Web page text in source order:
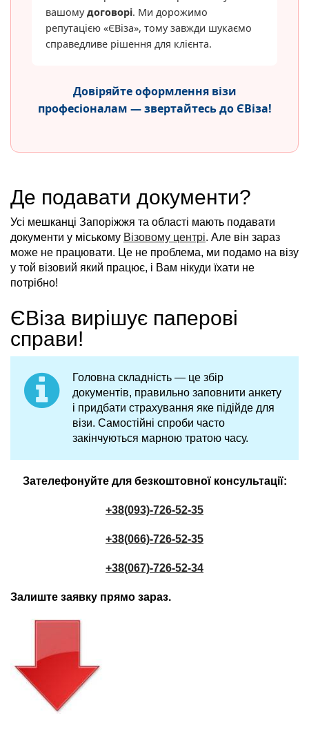
вашомудоговорі. Ми дорожимо
репутацією «ЄВіза», тому завжди шукаємо
справедливе рішення для клієнта.
Довіряйте оформлення візи
професіоналам — звертайтесь до ЄВіза!
Де подавати документи?
Усі мешканці Запоріжжя та області мають подавати
документи у міському Візовому центрі. Але він зараз
може не працювати. Це не проблема, ми подамо на візу
у той візовий який працює, і Вам нікуди їхати не
потрібно!
ЄВіза вирішує паперові
справи!
Головна складність — це збір
документів, правильно заповнити анкету
і придбати страхування яке підійде для
візи. Самостійні спроби часто
закінчуються марною тратою часу.
Зателефонуйте для безкоштовної консультації:
+38(093)-726-52-35
+38(066)-726-52-35
+38(067)-726-52-34
Залиште заявку прямо зараз.